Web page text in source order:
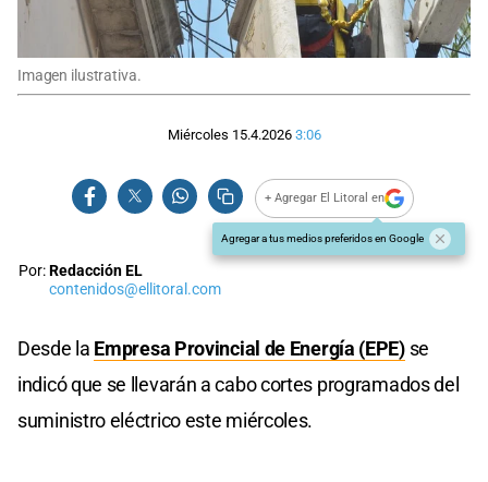
Imagen ilustrativa.
Miércoles 15.4.2026 3:06
+ Agregar El Litoral en
Agregar a tus medios preferidos en Google
Por:Redacción EL
contenidos@ellitoral.com
Desde la Empresa Provincial de Energía (EPE)se
indicó que se llevarán a cabo cortes programados del
suministro eléctrico este miércoles.